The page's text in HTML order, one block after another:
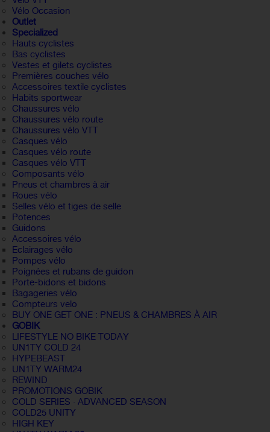
Vélo Occasion
Outlet
Specialized
Hauts cyclistes
Bas cyclistes
Vestes et gilets cyclistes
Premières couches vélo
Accessoires textile cyclistes
Habits sportwear
Chaussures vélo
Chaussures vélo route
Chaussures vélo VTT
Casques vélo
Casques vélo route
Casques vélo VTT
Composants vélo
Pneus et chambres à air
Roues vélo
Selles vélo et tiges de selle
Potences
Guidons
Accessoires vélo
Eclairages vélo
Pompes vélo
Poignées et rubans de guidon
Porte-bidons et bidons
Bagageries vélo
Compteurs velo
BUY ONE GET ONE : PNEUS & CHAMBRES À AIR
GOBIK
LIFESTYLE NO BIKE TODAY
UN1TY COLD 24
HYPEBEAST
UN1TY WARM24
REWIND
PROMOTIONS GOBIK
COLD SERIES · ADVANCED SEASON
COLD25 UNITY
HIGH KEY